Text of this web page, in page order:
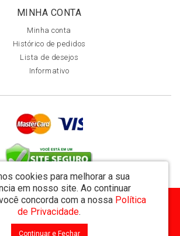
MINHA CONTA
Minha conta
Histórico de pedidos
Lista de desejos
Informativo
cookies para melhorar a sua
em nosso site. Ao continuar
concorda com a nossa Política
de Privacidade.
Continuar e Fechar
de Livros Ltda - CNPJ: 11.162.894/0001-32
234 - Parque das Laranjeiras - Manaus / AM - CEP: 69058-810